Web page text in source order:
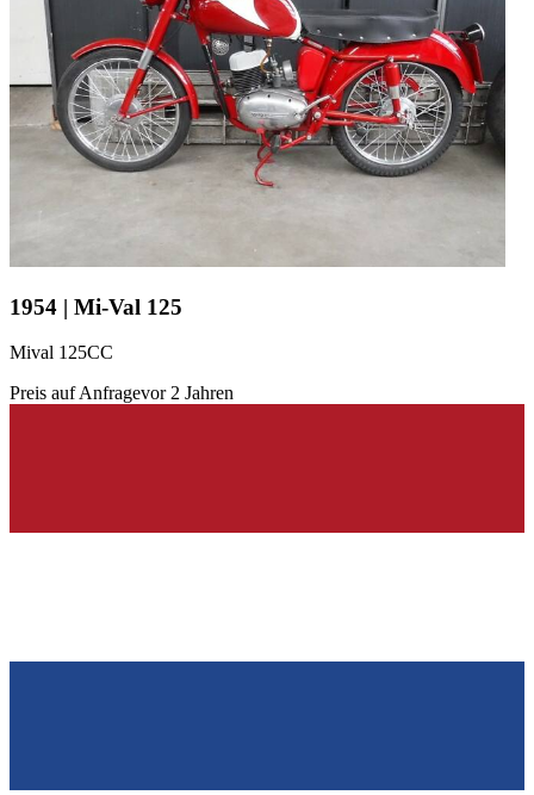
1954 | Mi-Val 125
Mival 125CC
Preis auf Anfragevor 2 Jahren